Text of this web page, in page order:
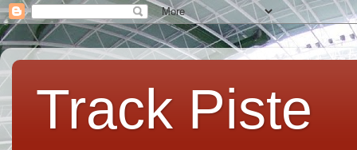
Track Piste